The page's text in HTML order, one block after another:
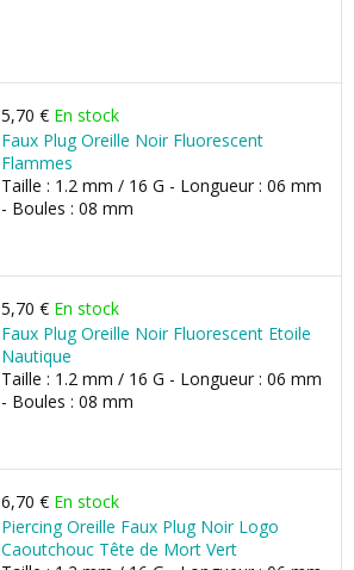
5,70 € En stock
Faux Plug Oreille Noir Fluorescent
Flammes
Taille : 1.2 mm / 16 G - Longueur : 06 mm
- Boules : 08 mm
5,70 € En stock
Faux Plug Oreille Noir Fluorescent Etoile
Nautique
Taille : 1.2 mm / 16 G - Longueur : 06 mm
- Boules : 08 mm
6,70 € En stock
Piercing Oreille Faux Plug Noir Logo
Caoutchouc Tête de Mort Vert